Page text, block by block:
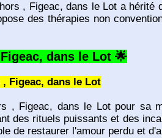
, Figeac, dans le Lot a
des thérapies non
dans le Lot 🌟
Figeac, dans le Lot
, Figeac, dans le Lot pour sa
des rituels puissants et des
de restaurer l'amour perdu et